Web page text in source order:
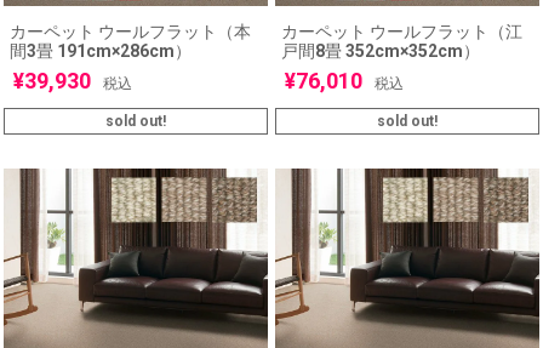
カーペット ウールフラット（本
間3畳 191cm×286cm）
¥39,930 税込
sold out!
カーペット ウールフラット（江
戸間8畳 352cm×352cm）
¥76,010 税込
sold out!